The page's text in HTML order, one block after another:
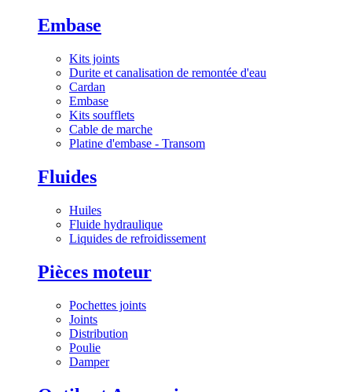
Embase
Kits joints
Durite et canalisation de remontée d'eau
Cardan
Embase
Kits soufflets
Cable de marche
Platine d'embase - Transom
Fluides
Huiles
Fluide hydraulique
Liquides de refroidissement
Pièces moteur
Pochettes joints
Joints
Distribution
Poulie
Damper